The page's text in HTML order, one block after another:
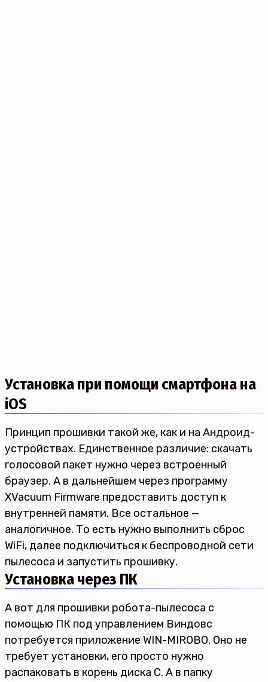
Установка при помощи смартфона на
iOS
Принцип прошивки такой же, как и на Андроид-
устройствах. Единственное различие: скачать
голосовой пакет нужно через встроенный
браузер. А в дальнейшем через программу
XVacuum Firmware предоставить доступ к
внутренней памяти. Все остальное —
аналогичное. То есть нужно выполнить сброс
WiFi, далее подключиться к беспроводной сети
пылесоса и запустить прошивку.
Установка через ПК
А вот для прошивки робота-пылесоса с
помощью ПК под управлением Виндовс
потребуется приложение WIN-MIROBO. Оно не
требует установки, его просто нужно
распаковать в корень диска C. А в папку